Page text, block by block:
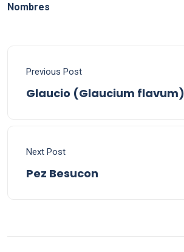
Nombres
Previous Post
Glaucio (Glaucium flavum)
Next Post
Pez Besucon